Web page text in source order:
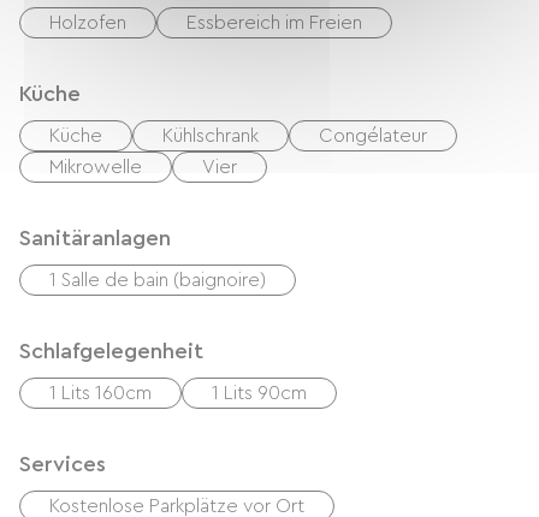
Holzofen Essbereich im Freien
Küche
Küche Kühlschrank
Congélateur
Mikrowelle
Vier
Sanitäranlagen
1 Salle de bain (baignoire)
Schlafgelegenheit
1 Lits 160cm 1 Lits 90cm
Services
Kostenlose Parkplätze vor Ort